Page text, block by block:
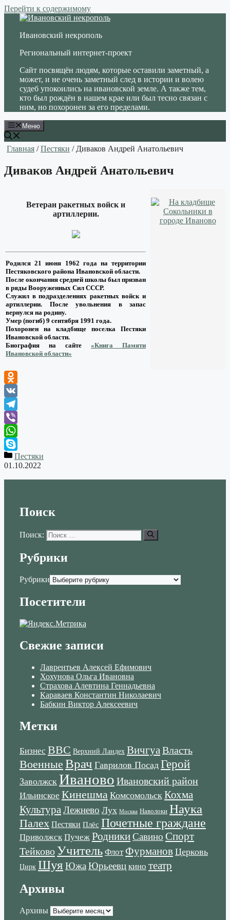
Перейти к содержимому
Ивановский некрополь
Региональный интернет-проект
Сайт посвящён людям, которые оставили заметный, а
может, и не очень заметный след в истории и волею
судеб упокоились на ивановской земле. А также тем,
кто был рождён в нашем крае или был тесно связан с
ним, но похоронен за его пределами.
Меню
Главная /Пестяки / Диваков Андрей Анатольевич
Диваков Андрей Анатольевич
Ветеран ракетных войск и
артиллерии.
Родился 21 июня 1962 года на территории
Пестяковского района Ивановской области.
После окончания средней школы был призван
в ряды Вооруженных Сил СССР.
Служил в подразделениях ракетных войск и
артиллерии. После увольнения в запас
вернулся на родину.
Умер (погиб) 9 сентября 1991 года.
Похоронен на кладбище поселка Пестяки
Ивановской области.
Биография на сайте «Книга Памяти
Ивановской области»
Odnoklassniki
VK
Telegram
Viber
WhatsApp
SkypeПестяки
01.10.2022
Поиск
Поиск:
Рубрики
Рубрики
Посетители
Свежие записи
Лаврентьев Алексей Ефимович
Хохунова Ольга Ивановна
Страхова Алевтина Геннадьевна
Караваев Константин Николаевич
Бабкин Виктор Алексеевич
Метки
Бизнес ВВС Верхний Ландех Вичгуа Власть
Военные Врач Гаврилов Посад Герой
Заволжск Иваново Ивановский район
Ильинское Кинешма Комсомольск Кохма
Культура Лежнево Лух Москва Наволоки Наука
Палех Пестяки Плёс Почетные граждане
Приволжск Пучеж РодникиСавино Спорт
ТейковоУчитель Флот Фурманов Церковь
Цирк Шуя Южа Юрьеевц кино театр
Архивы
Архивы